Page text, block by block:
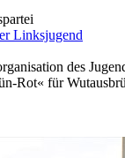
Linksjugend
des
Rot« für